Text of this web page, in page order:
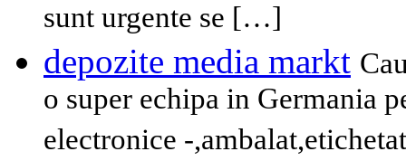
sunt urgente se […]
depozite media markt
o super echipa in Germania
electronice -